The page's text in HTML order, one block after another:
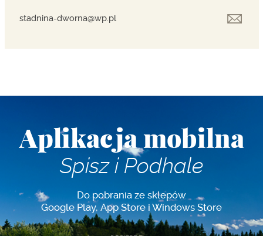
stadnina-dworna@wp.pl
Aplikacja mobilna
Spisz i Podhale
Do pobrania ze sklepów
Google Play, App Store i Windows Store